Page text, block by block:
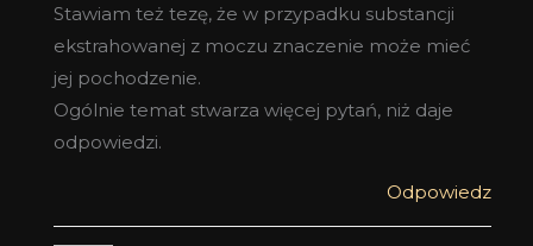
Stawiam też tezę, że w przypadku substancji
ekstrahowanej z moczu znaczenie może mieć
jej pochodzenie.
Ogólnie temat stwarza więcej pytań, niż daje
odpowiedzi.
Odpowiedz